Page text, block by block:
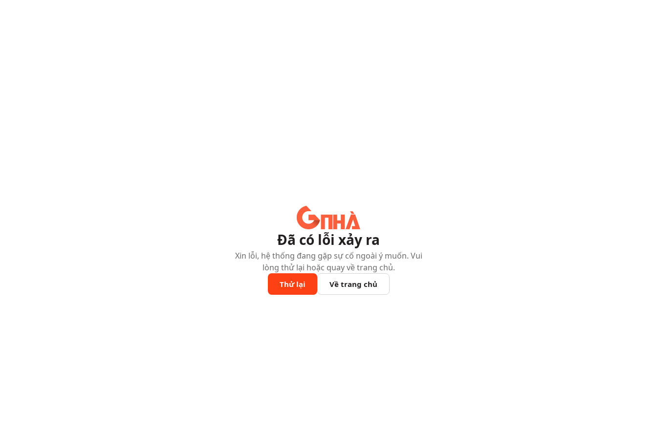
Đã có lỗi xảy ra
Xin lỗi, hệ thống đang gặp sự cố ngoài ý muốn. Vui
lòng thử lại hoặc quay về trang chủ.
Thử lại Về trang chủ